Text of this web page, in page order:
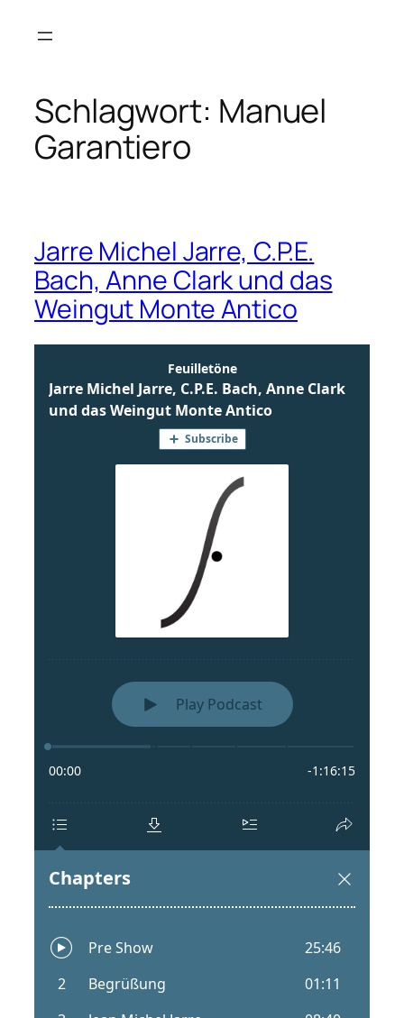
Inhalt
Schlagwort: Manuel
Garantiero
Jarre Michel Jarre, C.P.E.
Bach, Anne Clark und das
Weingut Monte Antico